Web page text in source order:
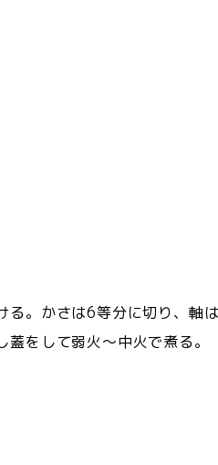
。かさは6等分に切り、軸は
をして弱火〜中火で煮る。